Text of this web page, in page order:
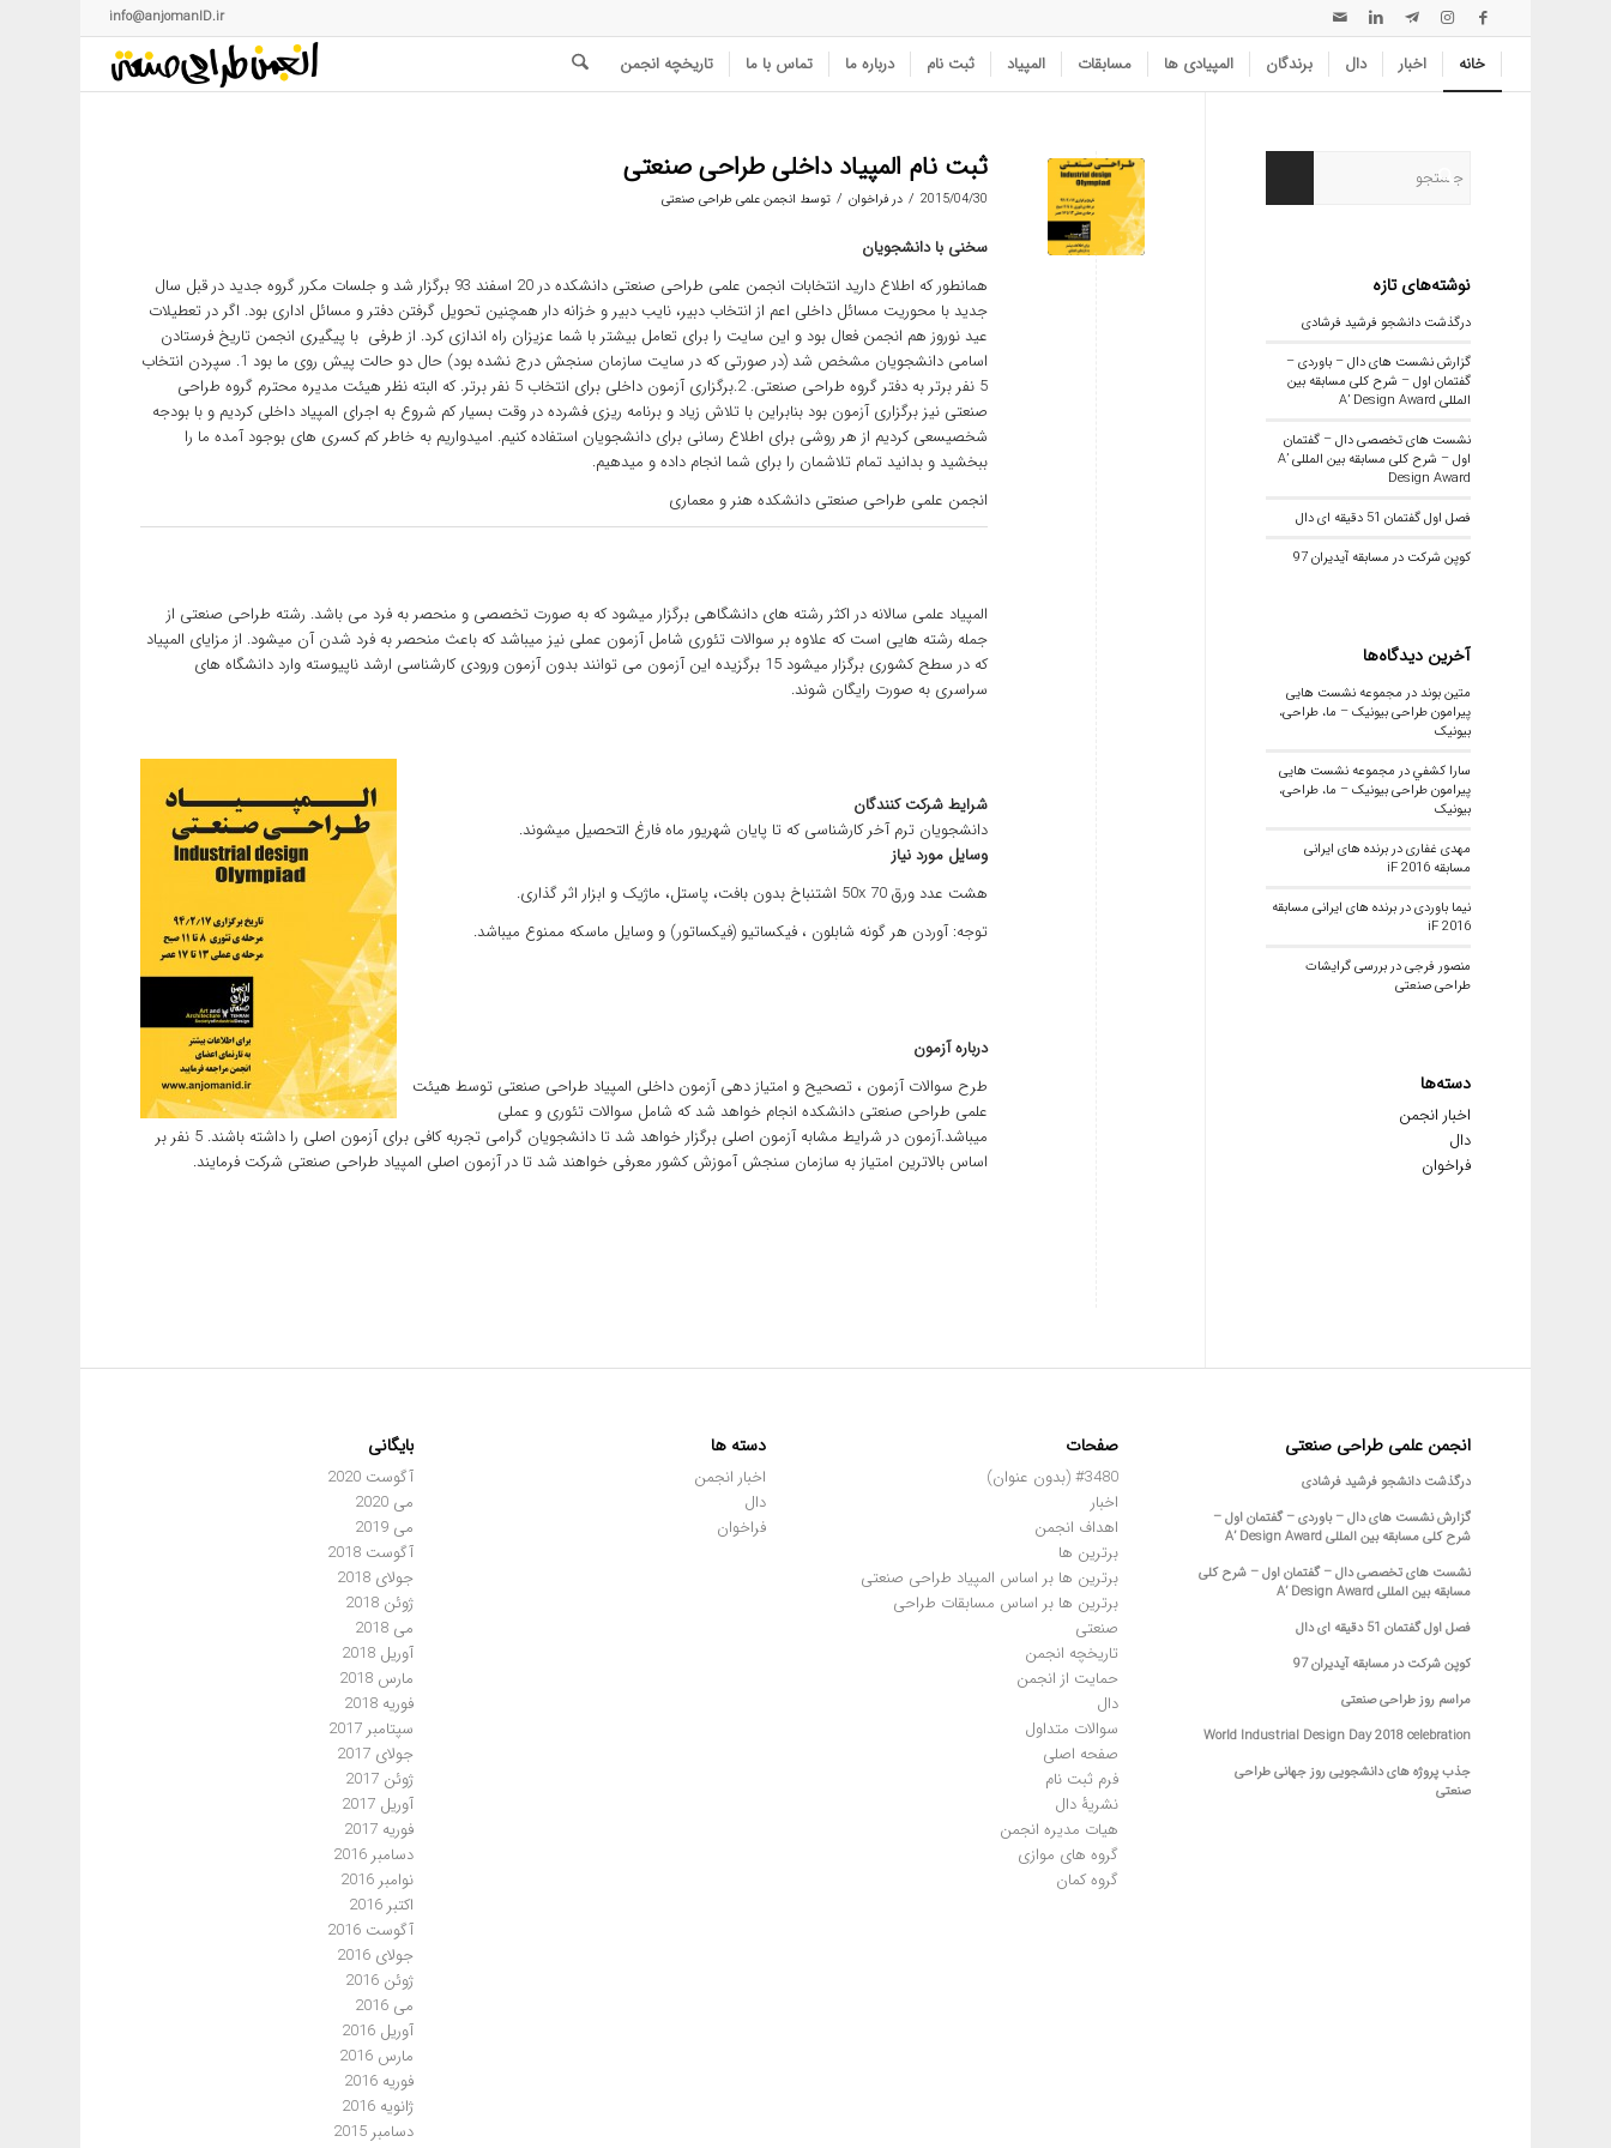
info@anjomanID.ir
خانه اخبار دال برندگان المپیادی ها مسابقات المپیاد ثبت نام درباره ما تماس با ما تاریخچه انجمن
ثبت نام المپیاد داخلی طراحی صنعتی
2015/04/30
/ درفراخوان / توسط انجمن علمی طراحی صنعتی
سخنی با دانشجویان
همانطور که اطلاع دارید انتخابات انجمن علمی طراحی صنعتی دانشکده در 20 اسفند 93 برگزار شد و جلسات مکرر گروه جدید در قبل سال
جدید با محوریت مسائل داخلی اعم از انتخاب دبیر، نایب دبیر و خزانه دار همچنین تحویل گرفتن دفتر و مسائل اداری بود. اگر در تعطیلات
عید نوروز هم انجمن فعال بود و این سایت را برای تعامل بیشتر با شما عزیزان راه اندازی کرد. از طرفی با پیگیری انجمن تاریخ فرستادن
اسامی دانشجویان مشخص شد (در صورتی که در سایت سازمان سنجش درج نشده بود) حال دو حالت پیش روی ما بود 1. سپردن انتخاب
5 نفر برتر به دفتر گروه طراحی صنعتی. 2.برگزاری آزمون داخلی برای انتخاب 5 نفر برتر. که البته نظر هیئت مدیره محترم گروه طراحی
صنعتی نیز برگزاری آزمون بود بنابراین با تلاش زیاد و برنامه ریزی فشرده در وقت بسیار کم شروع به اجرای المپیاد داخلی کردیم و با بودجه
شخصیسعی کردیم از هر روشی برای اطلاع رسانی برای دانشجویان استفاده کنیم. امیدواریم به خاطر کم کسری های بوجود آمده ما را
ببخشید و بدانید تمام تلاشمان را برای شما انجام داده و میدهیم.
انجمن علمی طراحی صنعتی دانشکده هنر و معماری
المپیاد علمی سالانه در اکثر رشته های دانشگاهی برگزار میشود که به صورت تخصصی و منحصر به فرد می باشد. رشته طراحی صنعتی از
جمله رشته هایی است که علاوه بر سوالات تئوری شامل آزمون عملی نیز میباشد که باعث منحصر به فرد شدن آن میشود. از مزایای المپیاد
که در سطح کشوری برگزار میشود 15 برگزیده این آزمون می توانند بدون آزمون ورودی کارشناسی ارشد ناپیوسته وارد دانشگاه های
سراسری به صورت رایگان شوند.
شرایط شرکت کنندگان
دانشجویان ترم آخر کارشناسی که تا پایان شهریور ماه فارغ التحصیل میشوند.
وسایل مورد نیاز
هشت عدد ورق 50x 70 اشتنباخ بدون بافت، پاستل، ماژیک و ابزار اثر گذاری.
توجه: آوردن هر گونه شابلون ، فیکساتیو (فیکساتور) و وسایل ماسکه ممنوع میباشد.
درباره آزمون
طرح سوالات آزمون ، تصحیح و امتیاز دهی آزمون داخلی المپیاد طراحی صنعتی توسط هیئت
علمی طراحی صنعتی دانشکده انجام خواهد شد که شامل سوالات تئوری و عملی
میباشد.آزمون در شرایط مشابه آزمون اصلی برگزار خواهد شد تا دانشجویان گرامی تجربه کافی برای آزمون اصلی را داشته باشند. 5 نفر بر
اساس بالاترین امتیاز به سازمان سنجش آموزش کشور معرفی خواهند شد تا در آزمون اصلی المپیاد طراحی صنعتی شرکت فرمایند.
نوشته‌های تازه
درگذشت دانشجو فرشید فرشادی
گزارش نشست های دال – باوردی –
گفتمان اول – شرح کلی مسابقه بین
المللی A’ Design Award
نشست های تخصصی دال – گفتمان
اول – شرح کلی مسابقه بین المللی A’
Design Award
فصل اول گفتمان 51 دقیقه ای دال
کوپن شرکت در مسابقه آیدیران 97
آخرین دیدگاه‌ها
متین بونددر مجموعه نشست هایی
پیرامون طراحی بیونیک – ما، طراحی،
بیونیک
سارا كشفيدر مجموعه نشست هایی
پیرامون طراحی بیونیک – ما، طراحی،
بیونیک
مهدی غفاریدربرنده های ایرانی
مسابقه iF 2016
نیما باوردیدربرنده های ایرانی مسابقه
iF 2016
منصور فرجیدربررسی گرایشات
طراحی صنعتی
دسته‌ها
اخبار انجمن
دال
فراخوان
انجمن علمی طراحی صنعتی
درگذشت دانشجو فرشید فرشادی
گزارش نشست های دال – باوردی – گفتمان اول –
شرح کلی مسابقه بین المللی A’ Design Award
نشست های تخصصی دال – گفتمان اول – شرح کلی
مسابقه بین المللی A’ Design Award
فصل اول گفتمان 51 دقیقه ای دال
کوپن شرکت در مسابقه آیدیران 97
مراسم روز طراحی صنعتی
World Industrial Design Day 2018 celebration
جذب پروژه های دانشجویی روز جهانی طراحی
صنعتی
صفحات
#3480 (بدون عنوان)
اخبار
اهداف انجمن
برترین ها
برترین ها بر اساس المپیاد طراحی صنعتی
برترین ها بر اساس مسابقات طراحی
صنعتی
تاریخچه انجمن
حمایت از انجمن
دال
سوالات متداول
صفحه اصلی
فرم ثبت نام
نشریۀ دال
هیات مدیره انجمن
گروه های موازی
گروه کمان
دسته ها
اخبار انجمن
دال
فراخوان
بایگانی
آگوست 2020
می 2020
می 2019
آگوست 2018
جولای 2018
ژوئن 2018
می 2018
آوریل 2018
مارس 2018
فوریه 2018
سپتامبر 2017
جولای 2017
ژوئن 2017
آوریل 2017
فوریه 2017
دسامبر 2016
نوامبر 2016
اکتبر 2016
آگوست 2016
جولای 2016
ژوئن 2016
می 2016
آوریل 2016
مارس 2016
فوریه 2016
ژانویه 2016
دسامبر 2015